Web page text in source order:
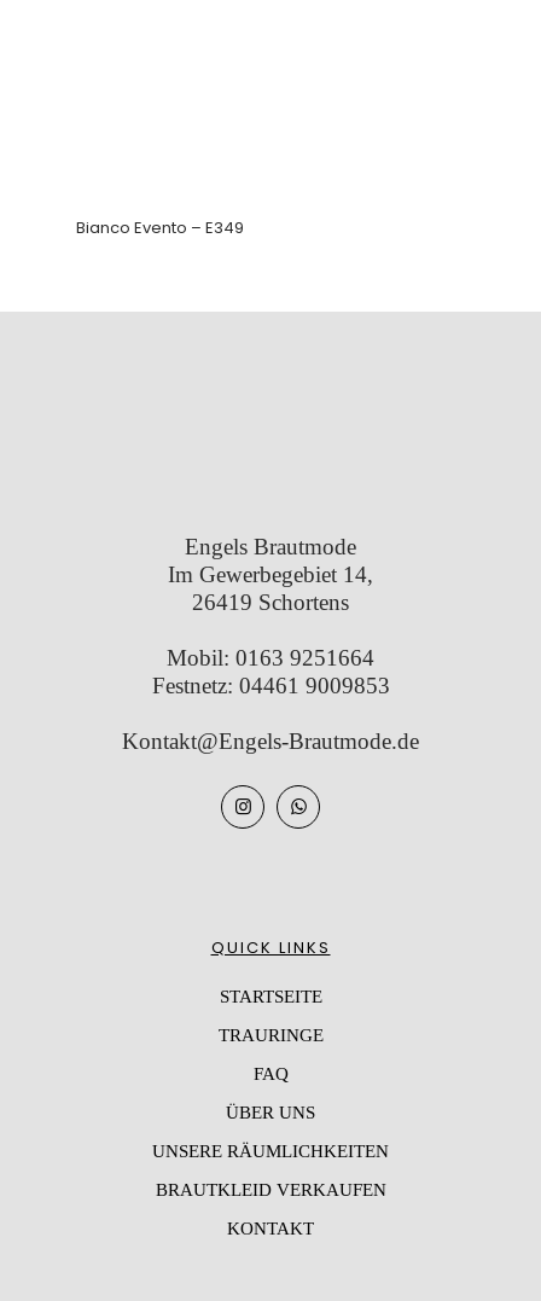
Bianco Evento – E349
Engels Brautmode
Im Gewerbegebiet 14,
26419 Schortens
Mobil: 0163 9251664
Festnetz: 04461 9009853
Kontakt@Engels-Brautmode.de
QUICK LINKS
STARTSEITE
TRAURINGE
FAQ
ÜBER UNS
UNSERE RÄUMLICHKEITEN
BRAUTKLEID VERKAUFEN
KONTAKT